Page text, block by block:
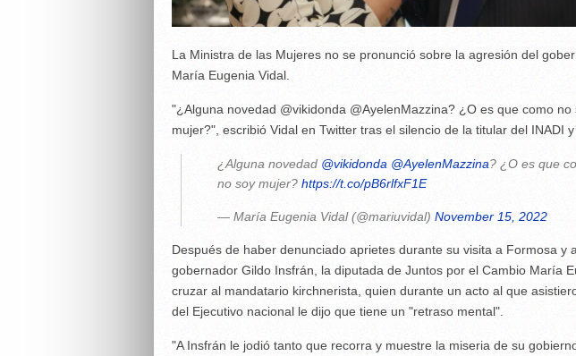
La Ministra de las Mujeres no se pronunció sobre la agresión del
María Eugenia Vidal.
"¿Alguna novedad @vikidonda @AyelenMazzina? ¿O es que como
mujer?", escribió Vidal en Twitter tras el silencio de la titular del INADI
¿Alguna novedad @vikidonda @AyelenMazzina? ¿O es que
no soy mujer? https://t.co/pB6rlfxF1E
— María Eugenia Vidal (@mariuvidal) November 15, 2022
Después de haber denunciado aprietes durante su visita a Formosa y
gobernador Gildo Insfrán, la diputada de Juntos por el Cambio María
cruzar al mandatario kirchnerista, quien durante un acto al que
del Ejecutivo nacional le dijo que tiene un "retraso mental".
"A Insfrán le jodió tanto que recorra y muestre la miseria de su